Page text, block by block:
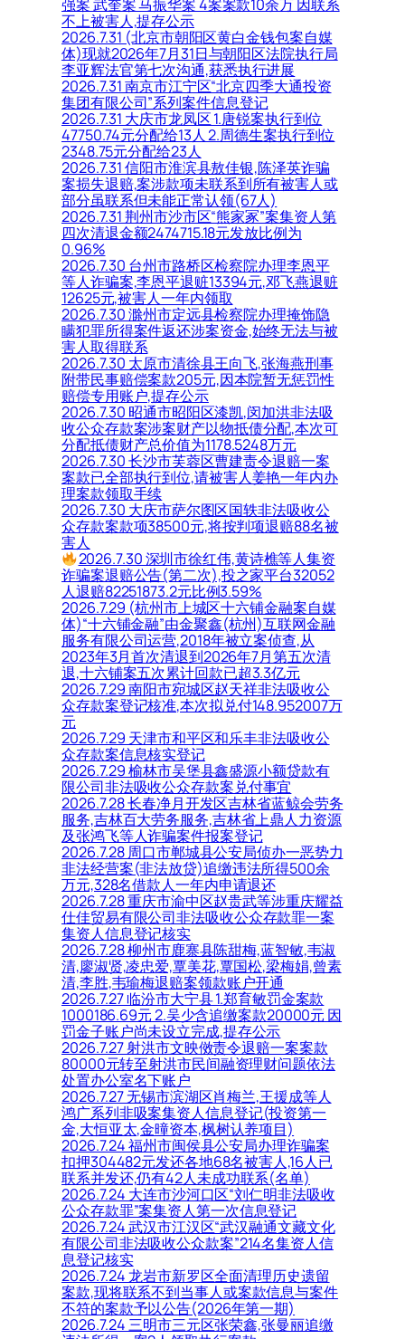
强案 武奎案 马振华案 4案案款10余万 因联系
不上被害人,提存公示
2026.7.31 (北京市朝阳区黄白金钱包案自媒
体)现就2026年7月31日与朝阳区法院执行局
李亚辉法官第七次沟通,获悉执行进展
2026.7.31 南京市江宁区“北京四季大通投资
集团有限公司”系列案件信息登记
2026.7.31 大庆市龙凤区 1.唐锐案执行到位
47750.74元分配给13人 2.周德生案执行到位
2348.75元分配给23人
2026.7.31 信阳市淮滨县敖佳银,陈泽英诈骗
案损失退赔,案涉款项未联系到所有被害人或
部分虽联系但未能正常认领(67人)
2026.7.31 荆州市沙市区“熊家冢”案集资人第
四次清退金额2474715.18元发放比例为
0.96%
2026.7.30 台州市路桥区检察院办理李恩平
等人诈骗案,李恩平退赃13394元,邓飞燕退赃
12625元,被害人一年内领取
2026.7.30 滁州市定远县检察院办理掩饰隐
瞒犯罪所得案件返还涉案资金,始终无法与被
害人取得联系
2026.7.30 太原市清徐县王向飞,张海燕刑事
附带民事赔偿案款205元,因本院暂无惩罚性
赔偿专用账户,提存公示
2026.7.30 昭通市昭阳区漆凯,闵加洪非法吸
收公众存款案涉案财产以物抵债分配,本次可
分配抵债财产总价值为1178.5248万元
2026.7.30 长沙市芙蓉区曹建责令退赔一案
案款已全部执行到位,请被害人姜艳一年内办
理案款领取手续
2026.7.30 大庆市萨尔图区国轶非法吸收公
众存款案款项38500元,将按判项退赔88名被
害人
2026.7.30 深圳市徐红伟,黄诗樵等人集资
诈骗案退赔公告(第二次),投之家平台32052
人退赔82251873.2元比例3.59%
2026.7.29 (杭州市上城区十六铺金融案自媒
体)“十六铺金融”由金聚鑫(杭州)互联网金融
服务有限公司运营,2018年被立案侦查,从
2023年3月首次清退到2026年7月第五次清
退,十六铺案五次累计回款已超3.3亿元
2026.7.29 南阳市宛城区赵天祥非法吸收公
众存款案登记核准,本次拟兑付148.952007万
元
2026.7.29 天津市和平区和乐丰非法吸收公
众存款案信息核实登记
2026.7.29 榆林市吴堡县鑫盛源小额贷款有
限公司非法吸收公众存款案兑付事宜
2026.7.28 长春净月开发区吉林省蓝鲸会劳务
服务,吉林百大劳务服务,吉林省上鼎人力资源
及张鸿飞等人诈骗案件报案登记
2026.7.28 周口市郸城县公安局侦办一恶势力
非法经营案(非法放贷)追缴违法所得500余
万元,328名借款人一年内申请退还
2026.7.28 重庆市渝中区赵贵武等涉重庆耀益
仕佳贸易有限公司非法吸收公众存款罪一案
集资人信息登记核实
2026.7.28 柳州市鹿寨县陈甜梅,蓝智敏,韦淑
清,廖淑贤,凌忠爱,覃美花,覃国松,梁梅娟,曾素
清,李胜,韦瑜梅退赔案领款账户开通
2026.7.27 临汾市大宁县 1.郑育敏罚金案款
1000186.69元 2.吴少含追缴案款20000元 因
罚金子账户尚未设立完成,提存公示
2026.7.27 射洪市文映傚责令退赔一案案款
80000元转至射洪市民间融资理财问题依法
处置办公室名下账户
2026.7.27 无锡市滨湖区肖梅兰,王援成等人
鸿广系列非吸案集资人信息登记(投资第一
金,大恒亚太,金曈资本,枫树认养项目)
2026.7.24 福州市闽侯县公安局办理诈骗案
扣押304482元发还各地68名被害人,16人已
联系并发还,仍有42人未成功联系(名单)
2026.7.24 大连市沙河口区“刘仁明非法吸收
公众存款罪”案集资人第一次信息登记
2026.7.24 武汉市江汉区“武汉融通文藏文化
有限公司非法吸收公众款案”214名集资人信
息登记核实
2026.7.24 龙岩市新罗区全面清理历史遗留
案款,现将联系不到当事人或案款信息与案件
不符的案款予以公告(2026年第一期)
2026.7.24 三明市三元区张荣鑫,张曼丽追缴